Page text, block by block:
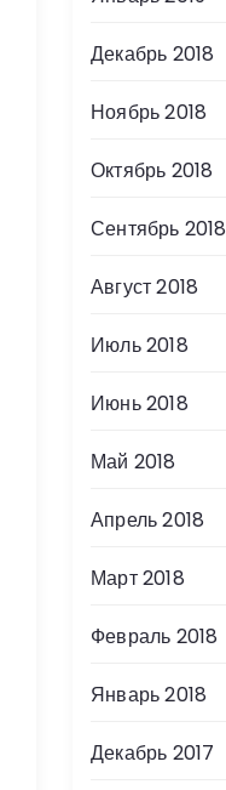
Декабрь 2018
Ноябрь 2018
Октябрь 2018
Сентябрь 2018
Август 2018
Июль 2018
Июнь 2018
Май 2018
Апрель 2018
Март 2018
Февраль 2018
Январь 2018
Декабрь 2017